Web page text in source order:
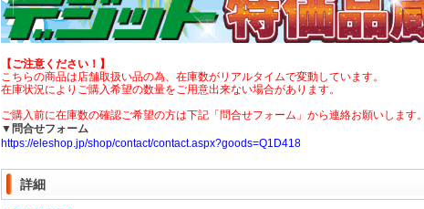
【ご注意ください！】
こちらの商品は店舗取扱い品の為、在庫数がリアルタイムで変動しています。
在庫状況によりご購入希望の数量をご用意出来ない場合があります。
ご購入前に在庫数の確認ご希望の方は下記「問合せフォーム」から連絡お願いします
▼問合せフォーム
https://eleshop.jp/shop/contact/contact.aspx?goods=Q1D418
詳細